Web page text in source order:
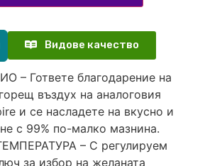
Видове качество
– Гответе благодарение на
въздух на аналоговия
и се насладете на вкусно и
с 99% по-малко мазнина.
– С регулируем
за избор на желаната